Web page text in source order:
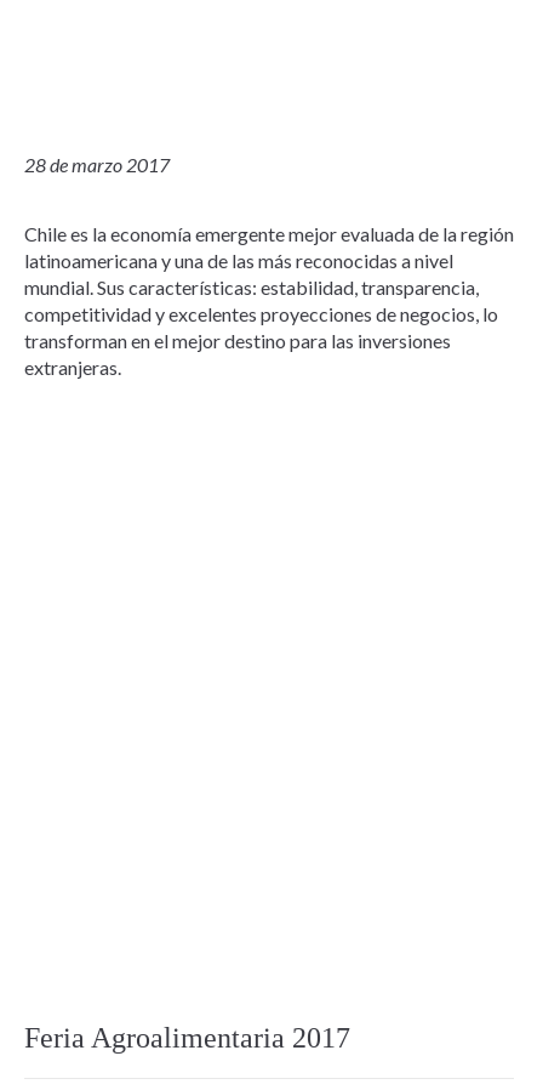
28 de marzo 2017
Chile es la economía emergente mejor evaluada de la región
latinoamericana y una de las más reconocidas a nivel
mundial. Sus características: estabilidad, transparencia,
competitividad y excelentes proyecciones de negocios, lo
transforman en el mejor destino para las inversiones
extranjeras.
Feria Agroalimentaria 2017